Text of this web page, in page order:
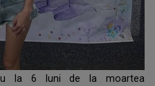
la 6 luni de la moartea